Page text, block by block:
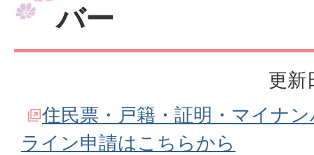
バー
更新
住民票・戸籍・証明・マイナ
ライン申請はこちらから